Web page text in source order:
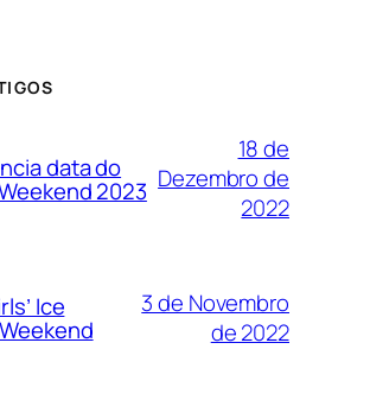
data do
2023
18 de
Dezembro de
2022
Ice
3 de Novembro
de 2022